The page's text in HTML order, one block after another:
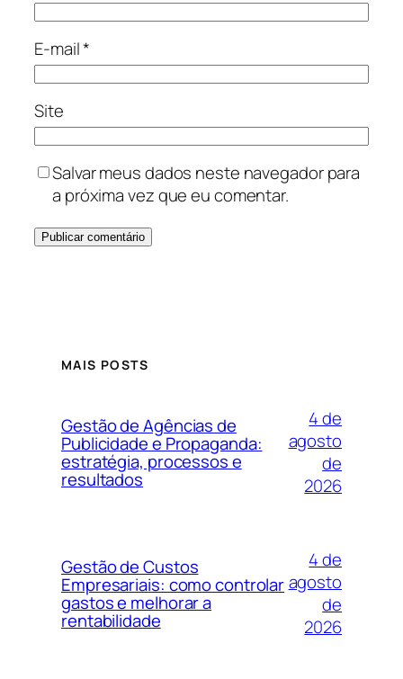
E-mail*
Site
Salvar meus dados neste navegador para
a próxima vez que eu comentar.
MAIS POSTS
Gestão de Agências de
Publicidade e Propaganda:
estratégia, processos e
resultados
4 de
agosto
de
2026
Gestão de Custos
Empresariais: como controlar
gastos e melhorar a
rentabilidade
4 de
agosto
de
2026